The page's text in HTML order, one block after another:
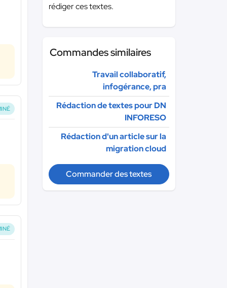
rédiger ces textes.
Commandes similaires
Travail collaboratif,
infogérance, pra
Rédaction de textes pour DN
INFORESO
Rédaction d'un article sur la
migration cloud
Commander des textes